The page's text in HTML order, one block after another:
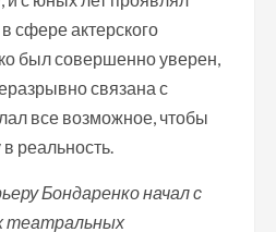
сфере актерского
был совершенно уверен,
связана с
все возможное, чтобы
в реальность.
Бондаренко начал с
театральных